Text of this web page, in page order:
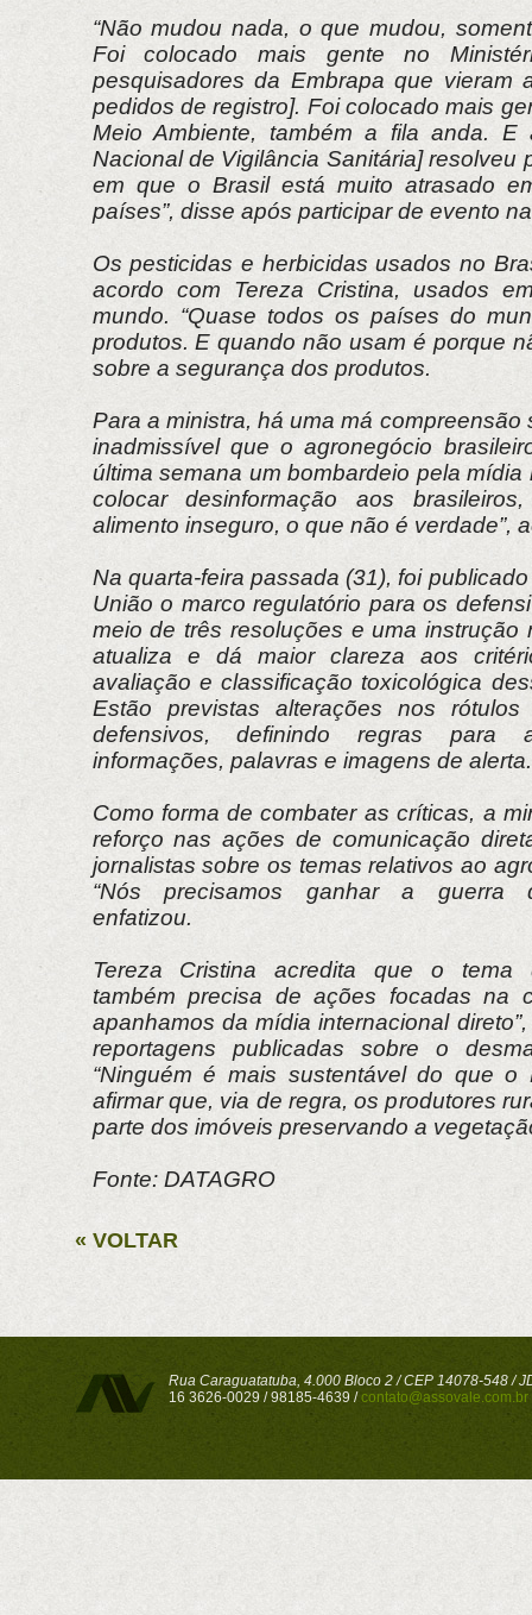
“Não mudou nada, o que mudou,
Foi colocado mais gente no
pesquisadores da Embrapa que vieram
pedidos de registro]. Foi colocado mais
Meio Ambiente, também a fila anda. E
Nacional de Vigilância Sanitária] resolveu
em que o Brasil está muito atrasado
países”, disse após participar de evento
Os pesticidas e herbicidas usados no
acordo com Tereza Cristina, usados
mundo. “Quase todos os países do
produtos. E quando não usam é porque
sobre a segurança dos produtos.
Para a ministra, há uma má compreensão
inadmissível que o agronegócio
última semana um bombardeio pela
colocar desinformação aos
alimento inseguro, o que não é verdade”,
Na quarta-feira passada (31), foi
União o marco regulatório para os
meio de três resoluções e uma instrução
atualiza e dá maior clareza aos
avaliação e classificação toxicológica
Estão previstas alterações nos
defensivos, definindo regras para
informações, palavras e imagens de alerta.
Como forma de combater as críticas, a
reforço nas ações de comunicação
jornalistas sobre os temas relativos ao
“Nós precisamos ganhar a guerra
enfatizou.
Tereza Cristina acredita que o tema
também precisa de ações focadas na
apanhamos da mídia internacional
reportagens publicadas sobre o
“Ninguém é mais sustentável do que o
afirmar que, via de regra, os produtores
parte dos imóveis preservando a
Fonte: DATAGRO
« VOLTAR
Rua Caraguatatuba, 4.000 Bloco 2 / CEP 14078-548 /
16 3626-0029 / 98185-4639 /contato@assovale.com.br